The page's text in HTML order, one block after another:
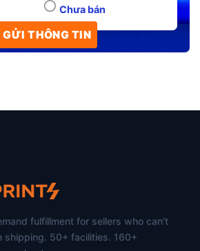
Chưa bán
fulfillment for sellers who can't
shipping. 50+ facilities. 160+